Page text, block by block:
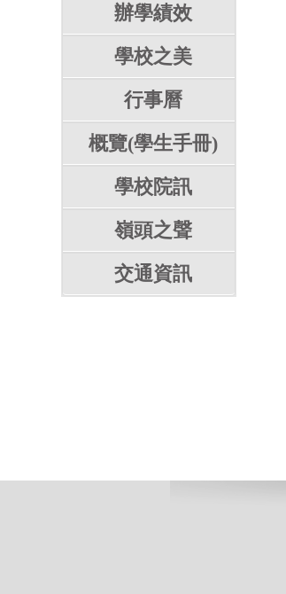
辦學績效
學校之美
行事曆
概覽(學生手冊)
學校院訊
嶺頭之聲
交通資訊